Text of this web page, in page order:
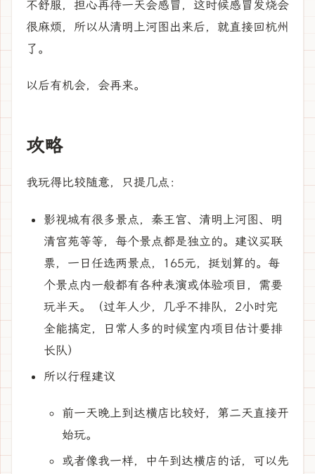
不舒服，担心再待一天会感冒，这时候感冒发烧会
很麻烦，所以从清明上河图出来后，就直接回杭州
了。
以后有机会，会再来。
攻略
我玩得比较随意，只提几点：
影视城有很多景点，秦王宫、清明上河图、明
清宫苑等等，每个景点都是独立的。建议买联
票，一日任选两景点，165元，挺划算的。每
个景点内一般都有各种表演或体验项目，需要
玩半天。（过年人少，几乎不排队，2小时完
全能搞定，日常人多的时候室内项目估计要排
长队）
所以行程建议
前一天晚上到达横店比较好，第二天直接开
始玩。
或者像我一样，中午到达横店的话，可以先